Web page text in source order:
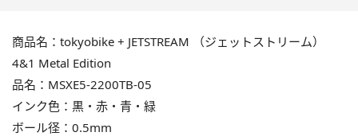
商品名：tokyobike + JETSTREAM （ジェットストリーム）
4&1 Metal Edition
品名：MSXE5-2200TB-05
インク色：黒・赤・青・緑
ボール径：0.5mm